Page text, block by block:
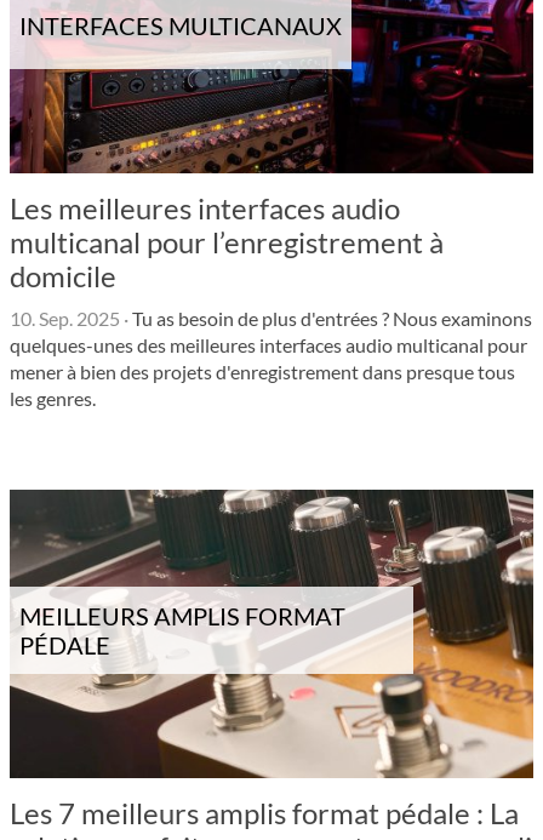
INTERFACES MULTICANAUX
Les meilleures interfaces audio
multicanal pour l’enregistrement à
domicile
10. Sep. 2025 ·Tu as besoin de plus d'entrées ? Nous examinons
quelques-unes des meilleures interfaces audio multicanal pour
mener à bien des projets d'enregistrement dans presque tous
les genres.
MEILLEURS AMPLIS FORMAT
PÉDALE
Les 7 meilleurs amplis format pédale : La